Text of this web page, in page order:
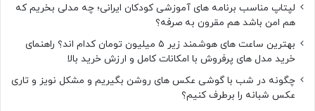
لپتاپ مناسب برنامه های آموزشی کودکان ایرانی؛ چه مدلی بخریم که
هم امن باشد هم مقرون به صرفه؟
بهترین ساعت های هوشمند زیر ۵ میلیون تومان کدام اند؟ راهنمای
خرید مدل های پرفروش با امکانات کامل و ارزش خرید بالا
چگونه در شب با گوشی عکس های روشن بگیریم و مشکل نویز و تاری
عکس شبانه را برطرف کنیم؟